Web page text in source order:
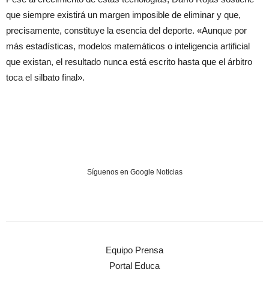
que siempre existirá un margen imposible de eliminar y que,
precisamente, constituye la esencia del deporte. «Aunque por
más estadísticas, modelos matemáticos o inteligencia artificial
que existan, el resultado nunca está escrito hasta que el árbitro
toca el silbato final».
Síguenos en Google Noticias
Equipo Prensa
Portal Educa